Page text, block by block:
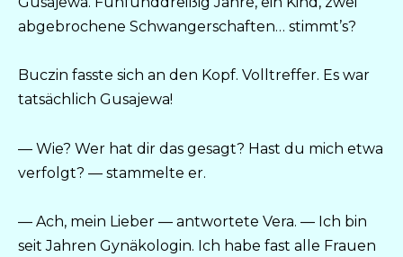
abgebrochene Schwangerschaften… stimmt’s?
Buczin fasste sich an den Kopf. Volltreffer. Es war
tatsächlich Gusajewa!
— Wie? Wer hat dir das gesagt? Hast du mich etwa
verfolgt? — stammelte er.
— Ach, mein Lieber — antwortete Vera. — Ich bin
seit Jahren Gynäkologin. Ich habe fast alle Frauen